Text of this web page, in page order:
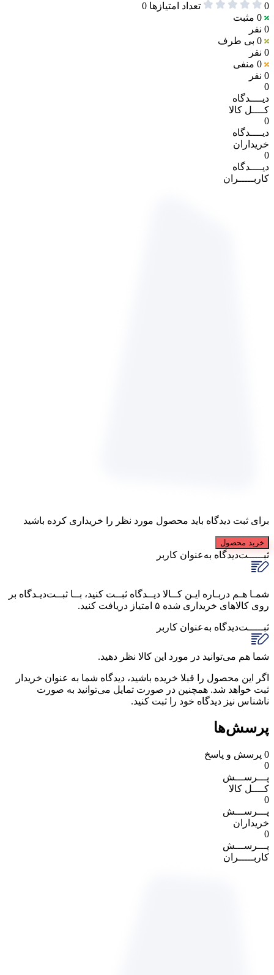
0 تعداد امتیازها 0
0 مثبت
0 نفر
0 بی طرف
0 نفر
0 منفی
0 نفر
0
دیــــدگاه
کــــل کالا
0
دیــــدگاه
خریداران
0
دیــــدگاه
کاربـــــران
برای ثبت دیدگاه باید محصول مورد نظر را خریداری کرده باشید
خرید محصول
ثبـــــت‌دیدگاه به‌عنوان کاربر
شمـا هـم دربـاره ایـن کــالا دیــدگاه ثبــت کنید، بــا ثبــت‌دیـدگاه بر
روی کالاهای خریداری شده ۵ امتیاز دریافت کنید.
ثبـــــت‌دیدگاه به‌عنوان کاربر
شما هم می‌توانید در مورد این کالا نظر دهید.
اگر این محصول را قبلا خریده باشید، دیدگاه شما به عنوان خریدار
ثبت خواهد شد. همچنین در صورت تمایل می‌توانید به صورت
ناشناس نیز دیدگاه خود را ثبت کنید.
پرسش‌ها
0 پرسش و پاسخ
0
پـــرســـش
کــــل کالا
0
پـــرســـش
خریداران
0
پـــرســـش
کاربـــــران